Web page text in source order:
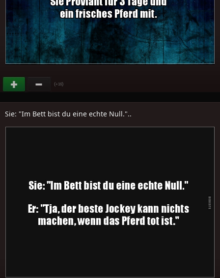
(+16)
Sie: "Im Bett bist du eine echte Null."..